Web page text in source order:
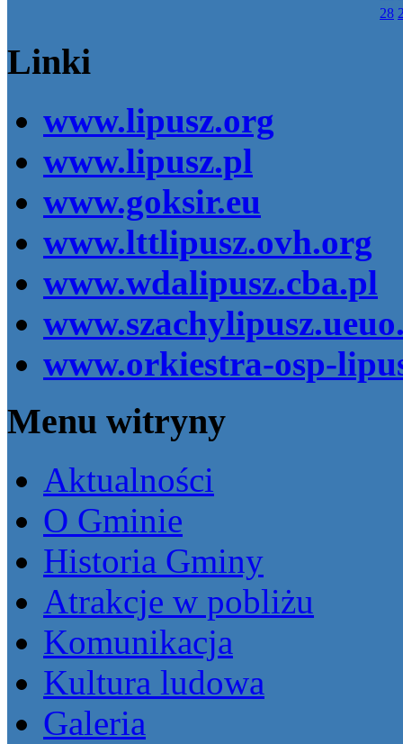
28
Linki
www.lipusz.org
www.lipusz.pl
www.goksir.eu
www.lttlipusz.ovh.org
www.wdalipusz.cba.pl
www.orkiestra-osp-
Menu witryny
Aktualności
O Gminie
Historia Gminy
Atrakcje w pobliżu
Komunikacja
Kultura ludowa
Galeria